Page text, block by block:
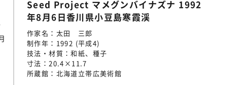
Seed Project マメグンバイナズナ 1992
年8月6日香川県小豆島寒霞渓
作家名： 太田 三郎
制作年： 1992 (平成4)
技法・材質：和紙、種子
寸法：20.4×11.7
所蔵館： 北海道立帯広美術館